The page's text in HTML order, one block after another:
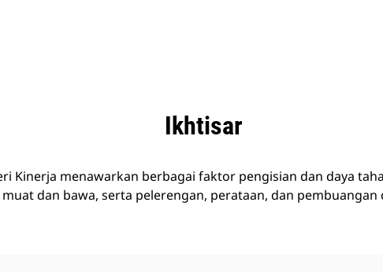
Ikhtisar
Kinerja menawarkan berbagai faktor pengisian dan daya
dan bawa, serta pelerengan, perataan, dan pembuangan